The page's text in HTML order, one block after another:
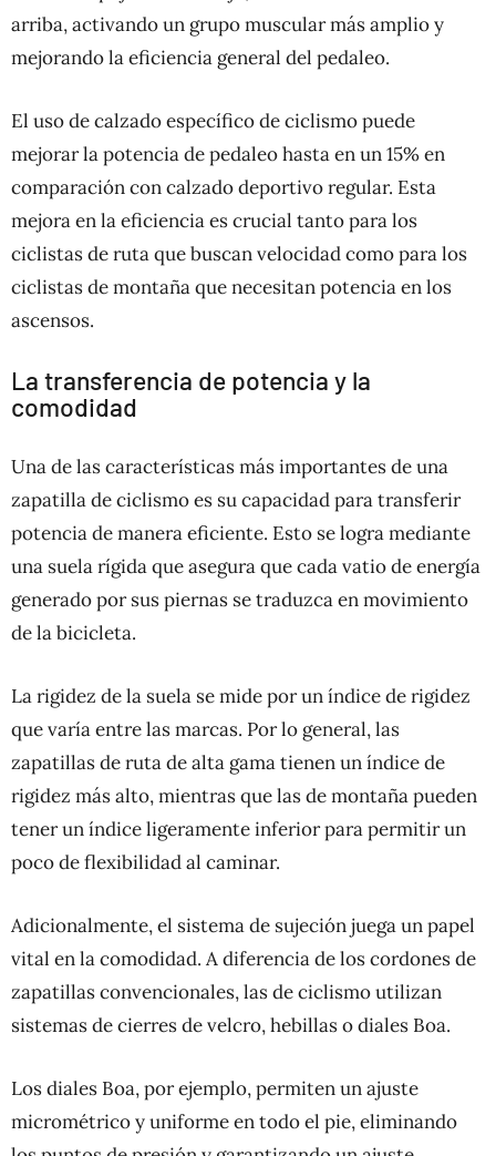
arriba, activando un grupo muscular más amplio y
mejorando la eficiencia general del pedaleo.
El uso de calzado específico de ciclismo puede
mejorar la potencia de pedaleo hasta en un 15% en
comparación con calzado deportivo regular. Esta
mejora en la eficiencia es crucial tanto para los
ciclistas de ruta que buscan velocidad como para los
ciclistas de montaña que necesitan potencia en los
ascensos.
La transferencia de potencia y la
comodidad
Una de las características más importantes de una
zapatilla de ciclismo es su capacidad para transferir
potencia de manera eficiente. Esto se logra mediante
una suela rígida que asegura que cada vatio de energía
generado por sus piernas se traduzca en movimiento
de la bicicleta.
La rigidez de la suela se mide por un índice de rigidez
que varía entre las marcas. Por lo general, las
zapatillas de ruta de alta gama tienen un índice de
rigidez más alto, mientras que las de montaña pueden
tener un índice ligeramente inferior para permitir un
poco de flexibilidad al caminar.
Adicionalmente, el sistema de sujeción juega un papel
vital en la comodidad. A diferencia de los cordones de
zapatillas convencionales, las de ciclismo utilizan
sistemas de cierres de velcro, hebillas o diales Boa.
Los diales Boa, por ejemplo, permiten un ajuste
micrométrico y uniforme en todo el pie, eliminando